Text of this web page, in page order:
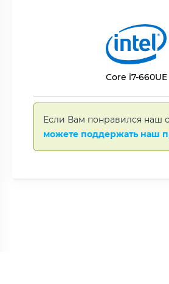
Core i7-660UE
Если Вам понравился наш
можете поддержать наш